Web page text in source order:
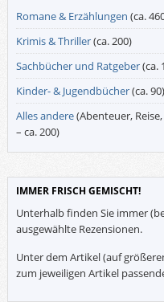
Romane & Erzählungen (ca.
Krimis & Thriller(ca. 200)
Sachbücher und Ratgeber(ca.
Kinder- & Jugendbücher(ca. 90)
Alles andere(Abenteuer,
– ca. 200)
IMMER FRISCH GEMISCHT!
Unterhalb finden Sie immer
ausgewählte Rezensionen.
Unter dem Artikel (auf
zum jeweiligen Artikel